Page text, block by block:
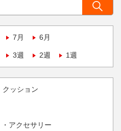
7月 6月
3週 2週 1週
クッション
アクセサリー